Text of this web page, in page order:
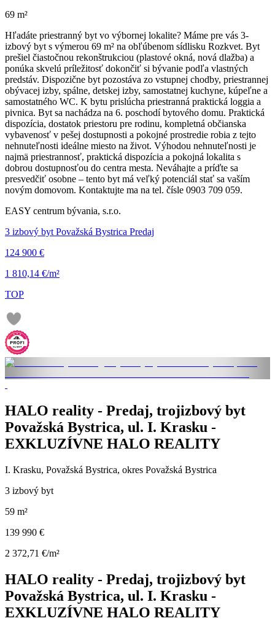
69 m²
Hľadáte priestranný byt vo výbornej lokalite? Máme pre vás 3-
izbový byt s výmerou 69 m² na obľúbenom sídlisku Rozkvet. Byt
prešiel čiastočnou rekonštrukciou (plastové okná, nová dlažba) a
ponúka skvelú príležitosť dokončiť si bývanie podľa vlastných
predstáv. Dispozične byt pozostáva zo vstupnej chodby, priestrannej
obývacej izby, spálne, detskej izby, samostatnej kuchyne, kúpeľne a
samostatného WC. K bytu prislúcha priestranná praktická loggia a
pivnica. Byt sa nachádza na 6. poschodí bytového domu. Praktická
dispozícia, dostatok priestoru pre rodinu, kompletná občianska
vybavenosť v pešej dostupnosti a pokojné prostredie robia z tejto
nehnuteľnosti ideálne miesto na život. Výhodou nehnuteľnosti je
najmä priestrannosť, praktická dispozícia a pokojná lokalita s
dobrou dostupnosťou do centra mesta. Neváhajte a príďte sa
presvedčiť osobne – tento byt má veľký potenciál stať sa vaším
novým domovom. Kontaktujte ma na tel. čísle 0903 709 059.
EASY centrum bývania, s.r.o.
3 izbový byt Považská Bystrica Predaj
124 900 €
1 810,14 €/m²
TOP
HALO reality - Predaj, trojizbový byt
Považská Bystrica, ul. I. Krasku -
EXKLUZÍVNE HALO REALITY
I. Krasku, Považská Bystrica, okres Považská Bystrica
3 izbový byt
59 m²
139 990 €
2 372,71 €/m²
HALO reality - Predaj, trojizbový byt
Považská Bystrica, ul. I. Krasku -
EXKLUZÍVNE HALO REALITY